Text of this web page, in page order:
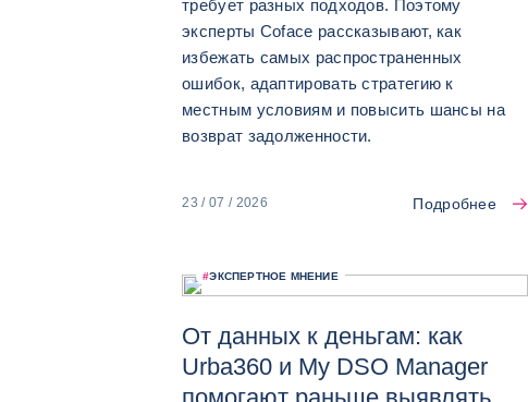
требует разных подходов. Поэтому
эксперты Coface рассказывают, как
избежать самых распространенных
ошибок, адаптировать стратегию к
местным условиям и повысить шансы на
возврат задолженности.
23 / 07 / 2026 Подробнее
#ЭКСПЕРТНОЕ МНЕНИЕ
От данных к деньгам: как
Urba360 и My DSO Manager